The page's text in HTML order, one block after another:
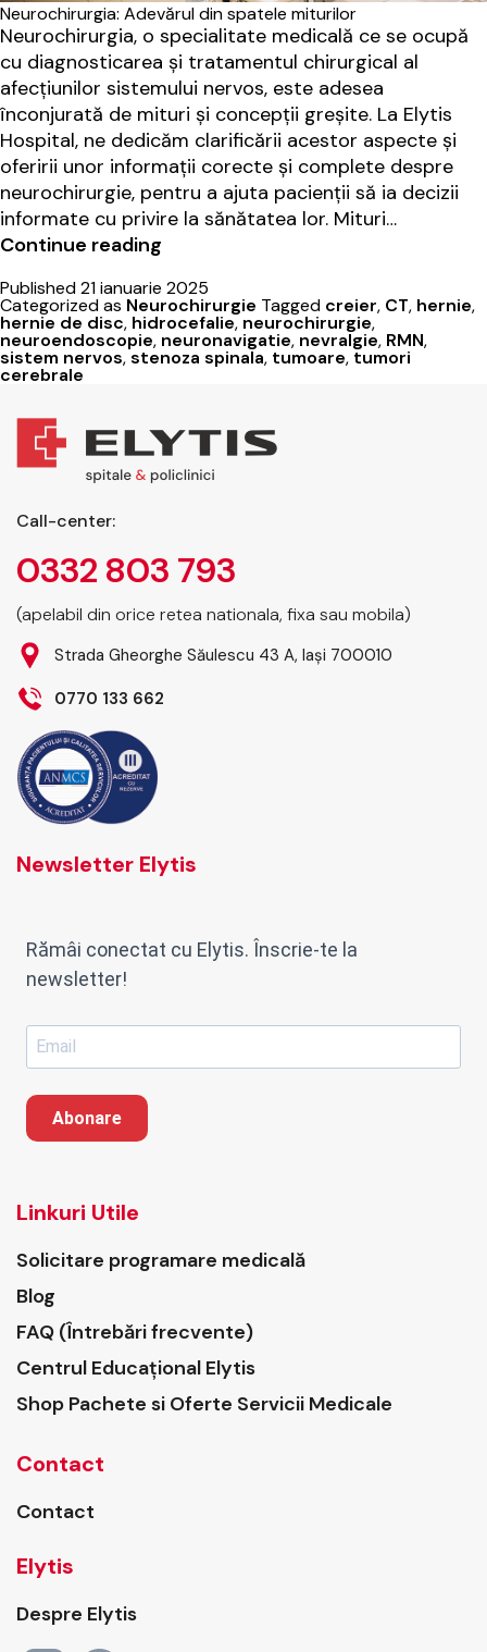
Neurochirurgia: Adevărul din spatele miturilor
Neurochirurgia, o specialitate medicală ce se ocupă
cu diagnosticarea și tratamentul chirurgical al
afecțiunilor sistemului nervos, este adesea
înconjurată de mituri și concepții greșite. La Elytis
Hospital, ne dedicăm clarificării acestor aspecte și
oferirii unor informații corecte și complete despre
neurochirurgie, pentru a ajuta pacienții să ia decizii
informate cu privire la sănătatea lor. Mituri…
Continue reading
din
spatele
miturilor
Published21 ianuarie 2025
Categorized as Neurochirurgie Tagged creier, CT, hernie,
hernie de disc, hidrocefalie,neurochirurgie,
neuroendoscopie, neuronavigatie, nevralgie, RMN,
sistem nervos,stenoza spinala, tumoare, tumori
cerebrale
Call-center:
0332 803 793
(apelabil din orice retea nationala, fixa sau mobila)
Strada Gheorghe Săulescu 43 A, Iași 700010
0770 133 662
Newsletter Elytis
Rămâi conectat cu Elytis. Înscrie-te la
newsletter!
Abonare
Linkuri Utile
Solicitare programare medicală
Blog
FAQ (Întrebări frecvente)
Centrul Educațional Elytis
Shop Pachete si Oferte Servicii Medicale
Contact
Contact
Elytis
Despre Elytis